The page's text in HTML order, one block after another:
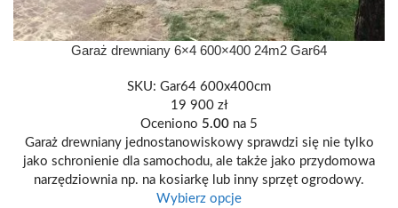
Garaż drewniany 6×4 600×400 24m2 Gar64
SKU: Gar64 600x400cm
19 900 zł
Oceniono 5.00 na 5
Garaż drewniany jednostanowiskowy sprawdzi się nie tylko
jako schronienie dla samochodu, ale także jako przydomowa
narzędziownia np. na kosiarkę lub inny sprzęt ogrodowy.
Wybierz opcje